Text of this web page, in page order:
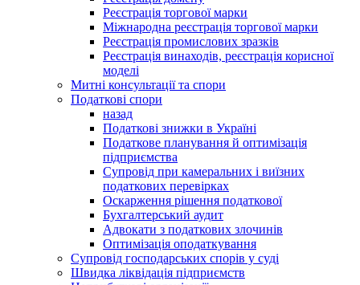
Реєстрація торгової марки
Міжнародна реєстрація торгової марки
Реєстрація промислових зразків
Реєстрація винаходів, реєстрація корисної
моделі
Митні консультації та спори
Податкові спори
назад
Податкові знижки в Україні
Податкове планування й оптимізація
підприємства
Супровід при камеральних і виїзних
податкових перевірках
Оскарження рішення податкової
Бухгалтерський аудит
Адвокати з податкових злочинів
Оптимізація оподаткування
Супровід господарських спорів у суді
Швидка ліквідація підприємств